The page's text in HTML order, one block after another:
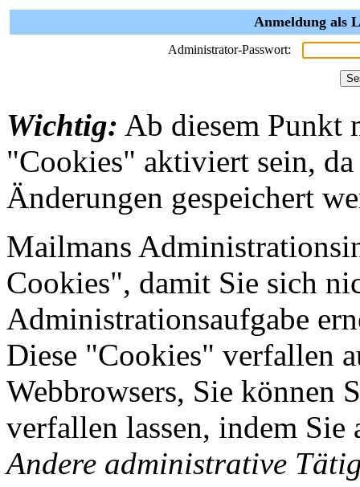
Anmeldung als
Administrator-Passwort:
Wichtig: Ab diesem Punkt
"Cookies" aktiviert sein,
Änderungen gespeichert
Mailmans
Cookies", damit Sie sich
Administrationsaufgabe
Diese "Cookies" verfallen
Webbrowsers, Sie können
verfallen lassen, indem
Andere administrative